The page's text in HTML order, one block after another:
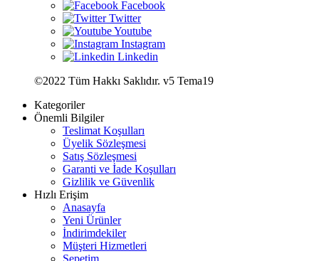
©2022 Tüm Hakkı Saklıdır. v5 Tema19
Kategoriler
Önemli Bilgiler
Teslimat Koşulları
Üyelik Sözleşmesi
Satış Sözleşmesi
Garanti ve İade Koşulları
Gizlilik ve Güvenlik
Hızlı Erişim
Anasayfa
Yeni Ürünler
İndirimdekiler
Müşteri Hizmetleri
Sepetim